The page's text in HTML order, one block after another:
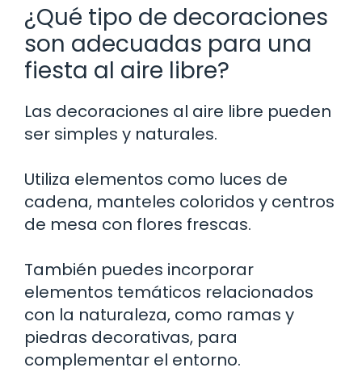
¿Qué tipo de decoraciones
son adecuadas para una
fiesta al aire libre?
Las decoraciones al aire libre pueden
ser simples y naturales.
Utiliza elementos como luces de
cadena, manteles coloridos y centros
de mesa con flores frescas.
También puedes incorporar
elementos temáticos relacionados
con la naturaleza, como ramas y
piedras decorativas, para
complementar el entorno.